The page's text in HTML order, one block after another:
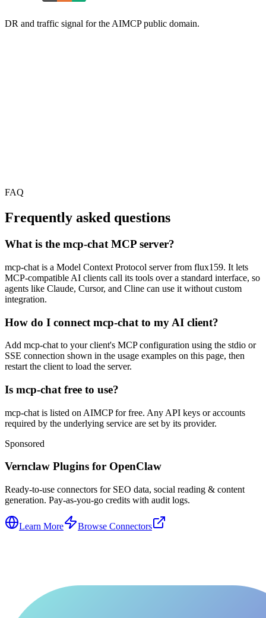
DR and traffic signal for the AIMCP public domain.
FAQ
Frequently asked questions
What is the mcp-chat MCP server?
mcp-chat is a Model Context Protocol server from flux159. It lets
MCP-compatible AI clients call its tools over a standard interface, so
agents like Claude, Cursor, and Cline can use it without custom
integration.
How do I connect mcp-chat to my AI client?
Add mcp-chat to your client's MCP configuration using the stdio or
SSE connection shown in the usage examples on this page, then
restart the client to load the server.
Is mcp-chat free to use?
mcp-chat is listed on AIMCP for free. Any API keys or accounts
required by the underlying service are set by its provider.
Sponsored
Vernclaw Plugins for OpenClaw
Ready-to-use connectors for SEO data, social reading & content
generation. Pay-as-you-go credits with audit logs.
Learn More Browse Connectors